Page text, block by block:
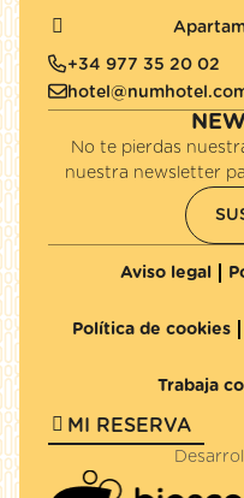
+34 977 35 20 02
No te pierdas
nuestra newsletter
Aviso legal
Política de cookies
Trabaja
MI RESERVA